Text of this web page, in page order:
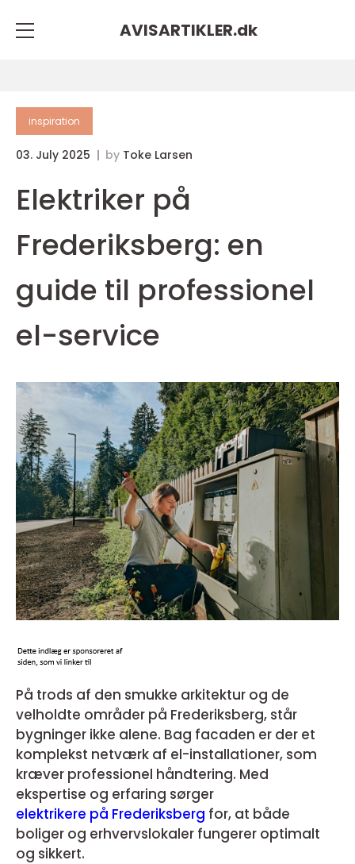
AVISARTIKLER.dk
inspiration
03. July 2025 by Toke Larsen
Elektriker på
Frederiksberg: en
guide til professionel
el-service
På trods af den smukke arkitektur og de
velholdte områder på Frederiksberg, står
bygninger ikke alene. Bag facaden er der et
komplekst netværk af el-installationer, som
kræver professionel håndtering. Med
ekspertise og erfaring sørger
elektrikere på Frederiksberg for, at både
boliger og erhvervslokaler fungerer optimalt
og sikkert.